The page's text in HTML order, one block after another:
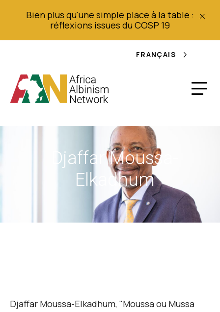
Bien plus qu'une simple place à la table :
réflexions issues du COSP 19
FRANÇAIS
Djaffar Moussa-
Elkadhum
Djaffar Moussa-Elkadhum, "Moussa ou Mussa